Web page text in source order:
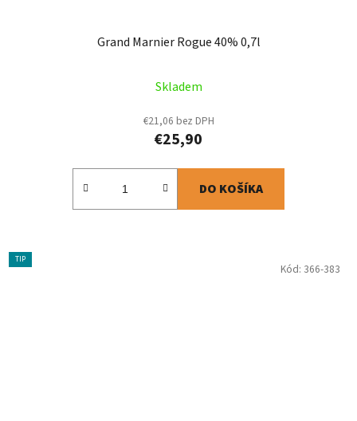
Grand Marnier Rogue 40% 0,7l
Skladem
€21,06 bez DPH
€25,90
DO KOŠÍKA
TIP
Kód: 366-383